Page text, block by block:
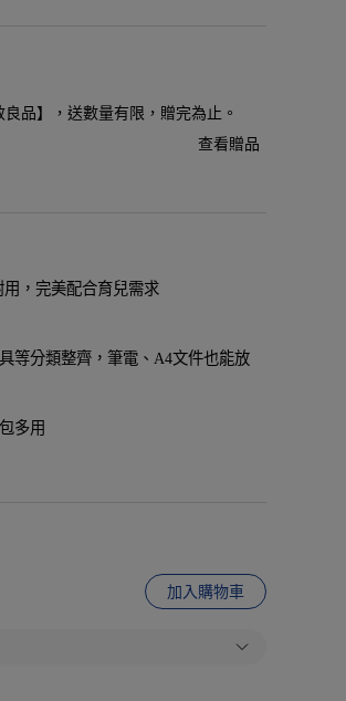
品】，送數量有限，贈完為止。
查看贈品
，完美配合育兒需求
等分類整齊，筆電、A4文件也能放
多用
加入購物車